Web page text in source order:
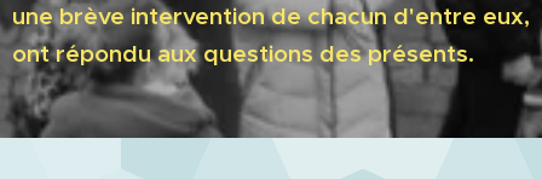
une brève intervention de chacun d'entre eux,
ont répondu aux questions des présents.